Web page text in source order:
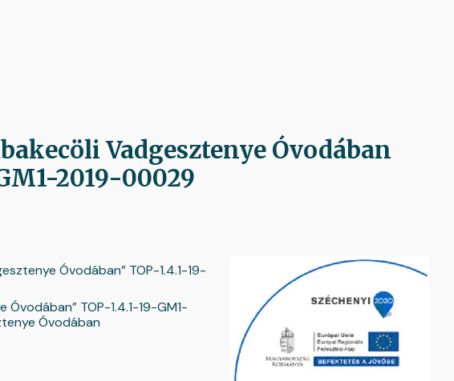
Vadgesztenye Óvodában
2019-00029
Óvodában” TOP-1.4.1-19-
TOP-1.4.1-19-GM1-
Óvodában